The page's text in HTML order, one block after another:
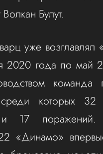
Волкан Булут.
уже
2020 года по май
команда
среди которых
и 17
«Динамо»